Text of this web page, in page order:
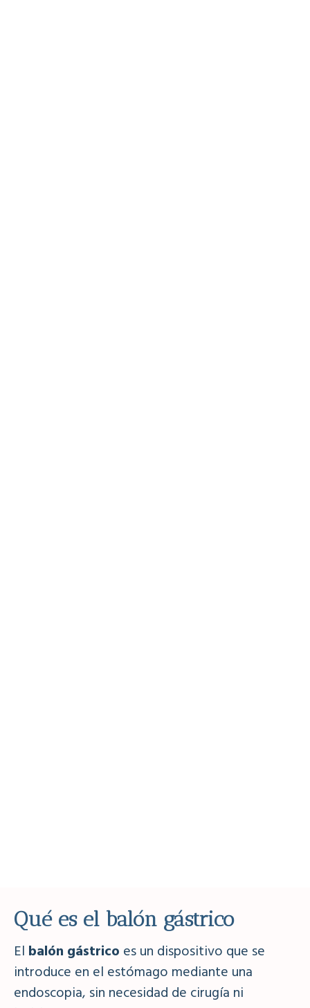
Qué es el balón gástrico
Elbalón gástricoes un dispositivo que se
introduce en el estómago mediante una
endoscopia, sin necesidad de cirugía ni